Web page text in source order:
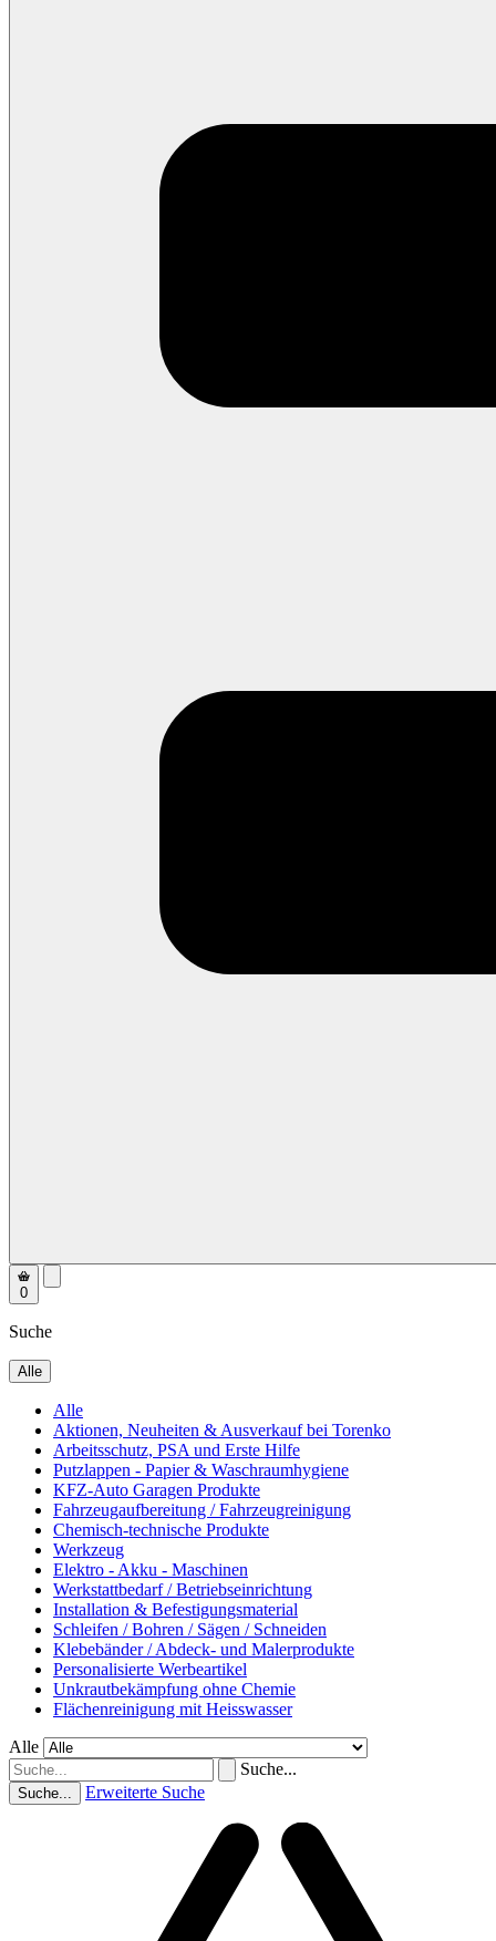
0
Suche
Alle
Alle
Aktionen, Neuheiten & Ausverkauf bei Torenko
Arbeitsschutz, PSA und Erste Hilfe
Putzlappen - Papier & Waschraumhygiene
KFZ-Auto Garagen Produkte
Fahrzeugaufbereitung / Fahrzeugreinigung
Chemisch-technische Produkte
Werkzeug
Elektro - Akku - Maschinen
Werkstattbedarf / Betriebseinrichtung
Installation & Befestigungsmaterial
Schleifen / Bohren / Sägen / Schneiden
Klebebänder / Abdeck- und Malerprodukte
Personalisierte Werbeartikel
Unkrautbekämpfung ohne Chemie
Flächenreinigung mit Heisswasser
Alle
Suche...
Suche... Erweiterte Suche